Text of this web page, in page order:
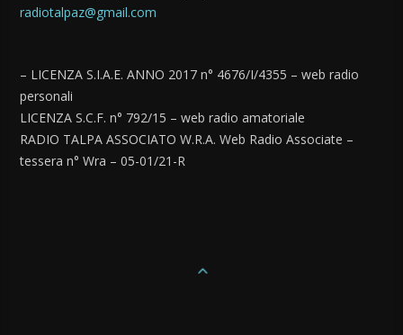
radiotalpaz@gmail.com
– LICENZA S.I.A.E. ANNO 2017 n° 4676/I/4355 – web radio
personali
LICENZA S.C.F. n° 792/15 – web radio amatoriale
RADIO TALPA ASSOCIATO W.R.A. Web Radio Associate –
tessera n° Wra – 05-01/21-R